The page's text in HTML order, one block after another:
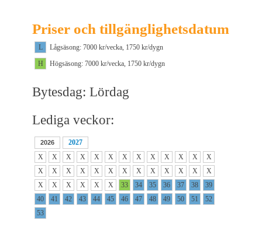
Priser och tillgänglighetsdatum
L
Lågsäsong: 7000 kr/vecka, 1750 kr/dygn
H
Högsäsong: 7000 kr/vecka, 1750 kr/dygn
Bytesdag: Lördag
Lediga veckor:
2026
2027
X
X X X X X X X X X X X
X
X
X X X X X X X X X X X
X
X
X X X X X 33 34 35 36 37 38
39
40
41 42 43 44 45 46 47 48 49 50 51
52
53